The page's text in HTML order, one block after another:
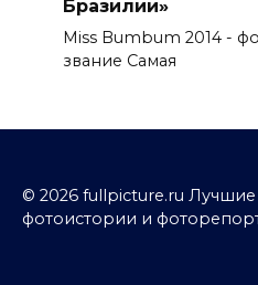
Бразилии»
Miss Bumbum 2014 -
звание Самая
© 2026 fullpicture.ru
фотоистории и